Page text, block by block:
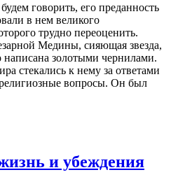
говорить, его преданность
в нем великого
трудно переоценить.
Медины, сияющая звезда,
золотыми чернилами.
стекались к нему за ответами
вопросы. Он был
и убеждения